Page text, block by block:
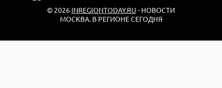
© 2026 INREGIONTODAY.RU - НОВОСТИ
МОСКВА. В РЕГИОНЕ СЕГОДНЯ